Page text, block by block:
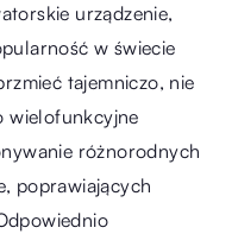
urządzenie,
w świecie
tajemniczo, nie
wielofunkcyjne
różnorodnych
poprawiających